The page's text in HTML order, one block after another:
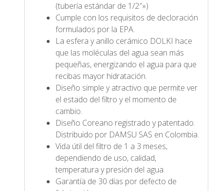
(tubería estándar de 1/2″»)
Cumple con los requisitos de decloración
formulados por la EPA.
La esfera y anillo cerámico DOLKI hace
que las moléculas del agua sean más
pequeñas, energizando el agua para que
recibas mayor hidratación.
Diseño simple y atractivo que permite ver
el estado del filtro y el momento de
cambio.
Diseño Coreano registrado y patentado.
Distribuido por DAMSU SAS en Colombia.
Vida útil del filtro de 1 a 3 meses,
dependiendo de uso, calidad,
temperatura y presión del agua.
Garantía de 30 días por defecto de